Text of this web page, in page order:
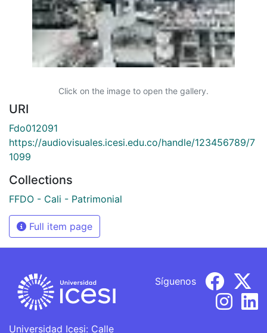
Click on the image to open the gallery.
URI
Fdo012091
https://audiovisuales.icesi.edu.co/handle/123456789/7
1099
Collections
FFDO - Cali - Patrimonial
Full item page
Universidad Icesi: Calle
Síguenos